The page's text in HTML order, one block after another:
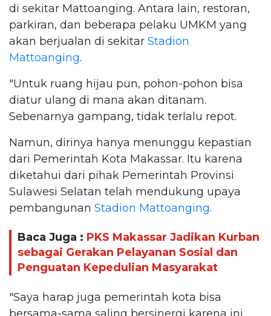
di sekitar Mattoanging. Antara lain, restoran,
parkiran, dan beberapa pelaku UMKM yang
akan berjualan di sekitar Stadion
Mattoanging.
"Untuk ruang hijau pun, pohon-pohon bisa
diatur ulang di mana akan ditanam.
Sebenarnya gampang, tidak terlalu repot.
Namun, dirinya hanya menunggu kepastian
dari Pemerintah Kota Makassar. Itu karena
diketahui dari pihak Pemerintah Provinsi
Sulawesi Selatan telah mendukung upaya
pembangunan Stadion Mattoanging.
Baca Juga : PKS Makassar Jadikan Kurban
sebagai Gerakan Pelayanan Sosial dan
Penguatan Kepedulian Masyarakat
"Saya harap juga pemerintah kota bisa